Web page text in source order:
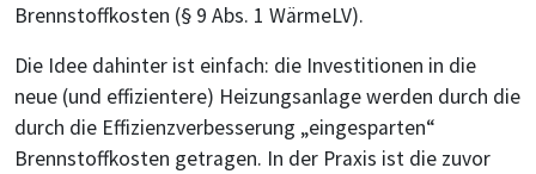
Brennstoffkosten (§ 9 Abs. 1 WärmeLV).
Die Idee dahinter ist einfach: die Investitionen in die
neue (und effizientere) Heizungsanlage werden durch die
durch die Effizienzverbesserung „eingesparten“
Brennstoffkosten getragen. In der Praxis ist die zuvor